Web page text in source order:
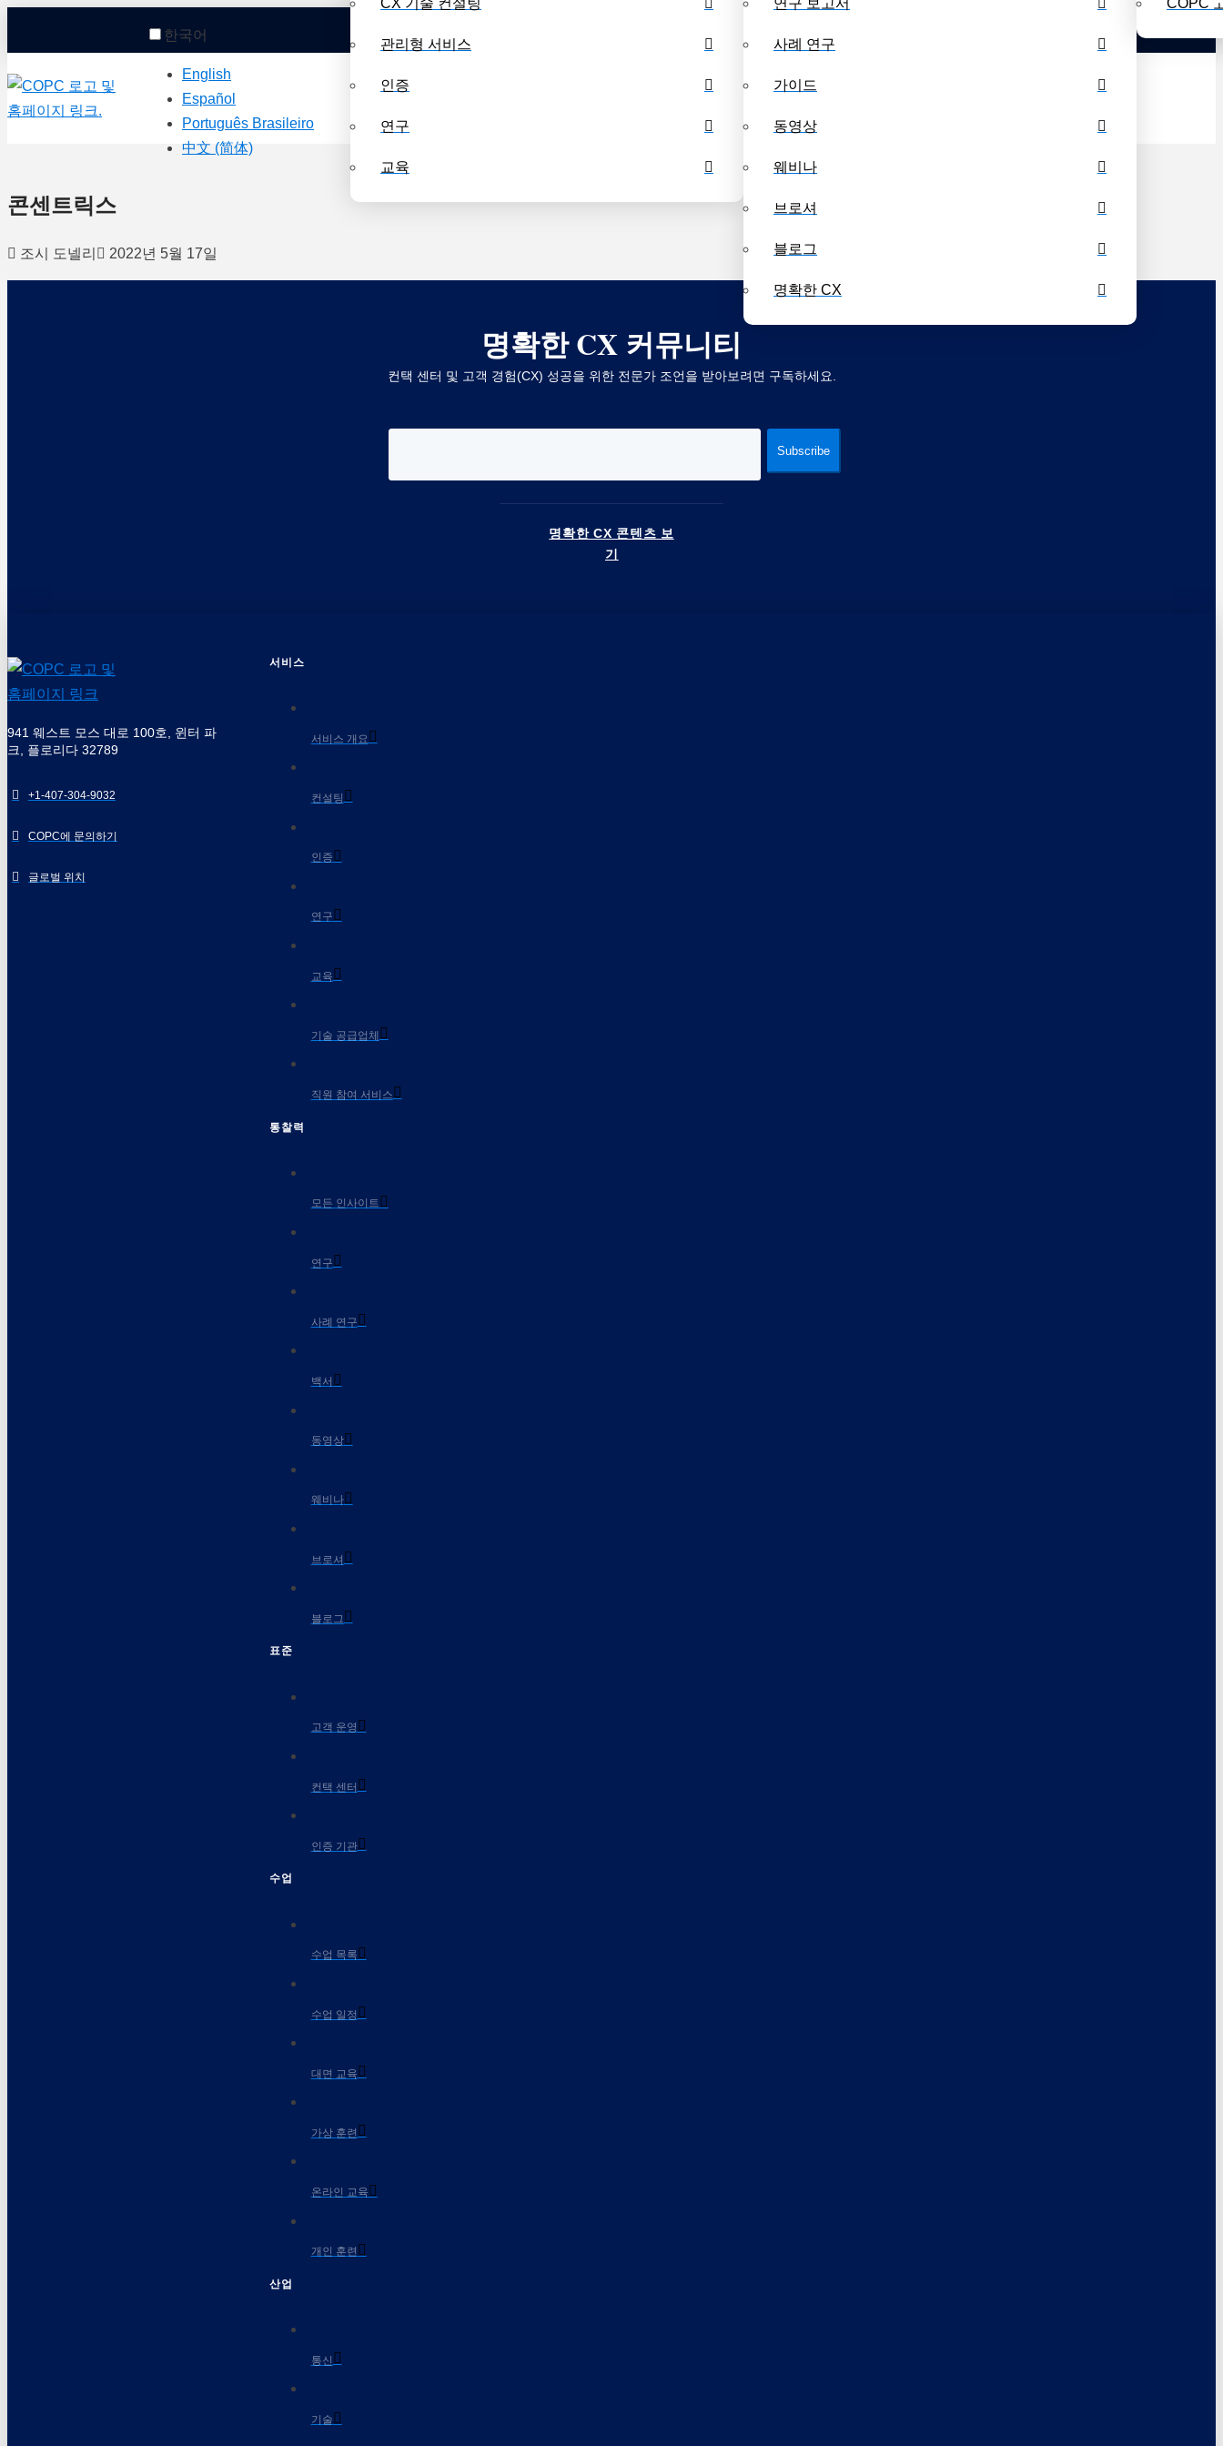
한국어
English
Español
Português Brasileiro
中文 (简体)
CX 기술 컨설팅
관리형 서비스
인증
연구
교육
연구 보고서
사례 연구
가이드
동영상
웨비나
브로셔
블로그
명확한 CX
COPC
콘센트릭스
조시 도넬리 2022년 5월 17일
명확한 CX 커뮤니티
컨택 센터 및 고객 경험(CX) 성공을 위한 전문가 조언을 받아보려면 구독하세요.
명확한 CX 콘텐츠 보
기
941 웨스트 모스 대로 100호, 윈터 파
크, 플로리다 32789
+1-407-304-9032
COPC에 문의하기
글로벌 위치
서비스
서비스 개요
컨설팅
인증
연구
교육
기술 공급업체
직원 참여 서비스
통찰력
모든 인사이트
연구
사례 연구
백서
동영상
웨비나
브로셔
블로그
표준
고객 운영
컨택 센터
인증 기관
수업
수업 목록
수업 일정
대면 교육
가상 훈련
온라인 교육
개인 훈련
산업
통신
기술